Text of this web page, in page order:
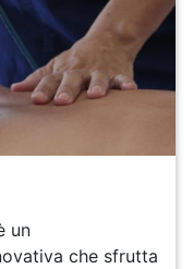
un
che sfrutta